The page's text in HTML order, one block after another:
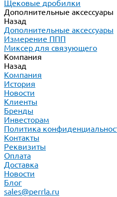
Щековые дробилки
Дополнительные аксессуары
Назад
Дополнительные аксессуары
Измерение ППП
Миксер для связующего
Компания
Назад
Компания
История
Новости
Клиенты
Бренды
Инвесторам
Политика
Контакты
Реквизиты
Оплата
Доставка
Новости
Блог
sales@perrla.ru